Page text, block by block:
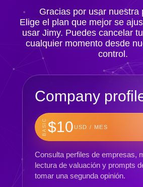
Gracias por usar nuestra
Elige el plan que mejor se
usar Jimy. Puedes cancelar
cualquier momento desde
control.
Company
BASIC$10USD / MES
Consulta perfiles de empresas,
lectura de valuación y prompts
tomar una segunda opinión.